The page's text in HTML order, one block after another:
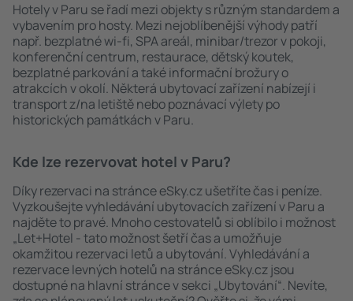
Hotely v Paru se řadí mezi objekty s různým standardem a
vybavením pro hosty. Mezi nejoblíbenější výhody patří
např. bezplatné wi-fi, SPA areál, minibar/trezor v pokoji,
konferenční centrum, restaurace, dětský koutek,
bezplatné parkování a také informační brožury o
atrakcích v okolí. Některá ubytovací zařízení nabízejí i
transport z/na letiště nebo poznávací výlety po
historických památkách v Paru.
Kde lze rezervovat hotel v Paru?
Díky rezervaci na stránce eSky.cz ušetříte čas i peníze.
Vyzkoušejte vyhledávání ubytovacích zařízení v Paru a
najděte to pravé. Mnoho cestovatelů si oblíbilo i možnost
„Let+Hotel - tato možnost šetří čas a umožňuje
okamžitou rezervaci letů a ubytování. Vyhledávání a
rezervace levných hotelů na stránce eSky.cz jsou
dostupné na hlavní stránce v sekci „Ubytování“. Nevíte,